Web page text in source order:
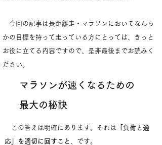
今回の記事は長距離走・マラソンにおいてなんら
かの目標を持って走っている方にとっては、きっと
お役に立てる内容ですので、是非最後までお読みく
ださい。
マラソンが速くなるための
最大の秘訣
この答えは明確にあります。それは 「負荷と適
応」を適切に回すこと 、です。